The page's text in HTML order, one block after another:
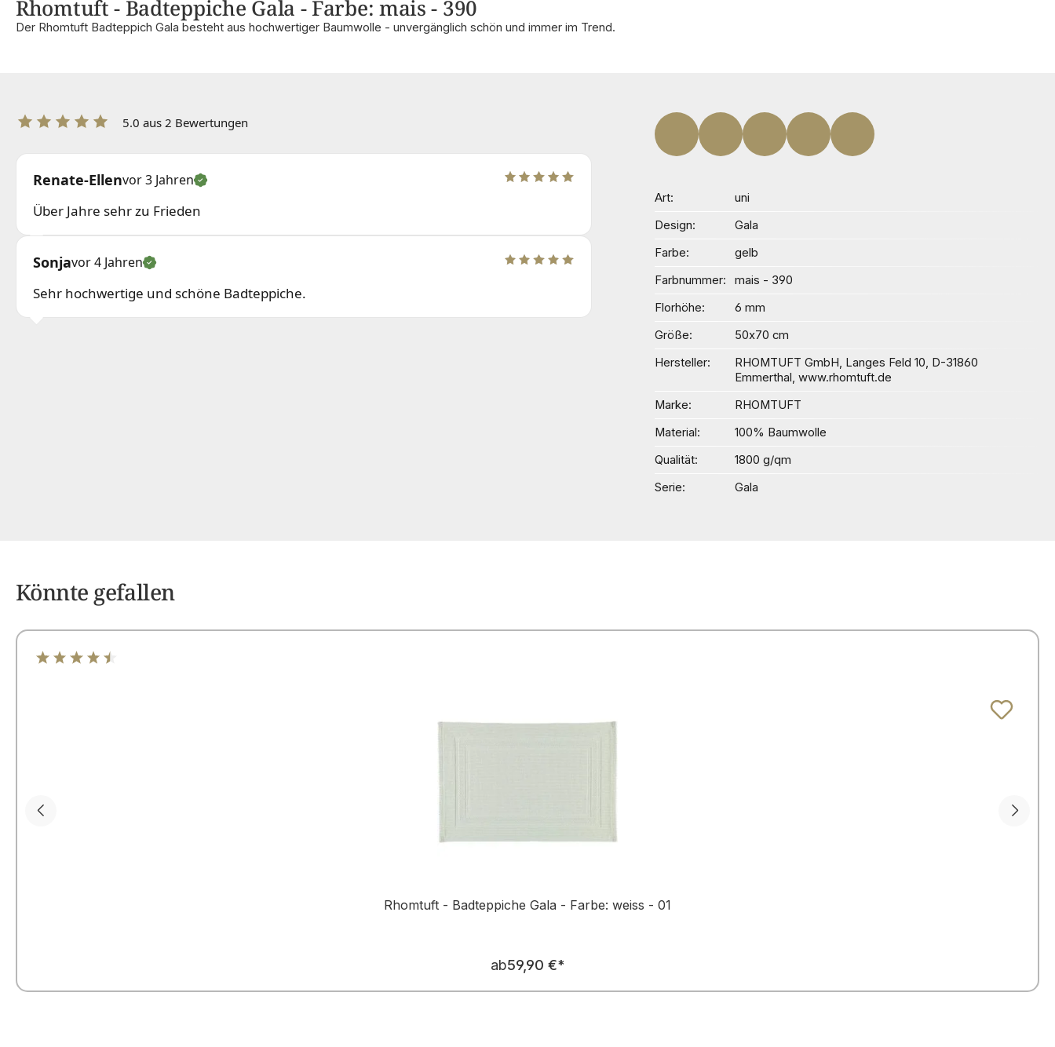
Rhomtuft - Badteppiche Gala - Farbe: mais - 390
Der Rhomtuft Badteppich Gala besteht aus hochwertiger Baumwolle - unvergänglich schön und immer im Trend.
5.0 aus 2 Bewertungen
Renate-Ellenvor 3 Jahren
Über Jahre sehr zu Frieden
Sonjavor 4 Jahren
Sehr hochwertige und schöne Badteppiche.
Art
uni
Design
Gala
Farbe
gelb
Farbnummer
mais - 390
Florhöhe
6 mm
Größe
50x70 cm
Hersteller
RHOMTUFT GmbH, Langes Feld 10, D-31860
Emmerthal, www.rhomtuft.de
Marke
RHOMTUFT
Material
100% Baumwolle
Qualität
1800 g/qm
Serie
Gala
Könnte gefallen
Rhomtuft - Badteppiche Gala - Farbe: weiss - 01
Regulärer Preis:
ab59,90 €*